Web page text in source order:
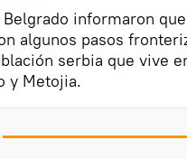
Belgrado informaron
algunos pasos
serbia que vive
y Metojia.